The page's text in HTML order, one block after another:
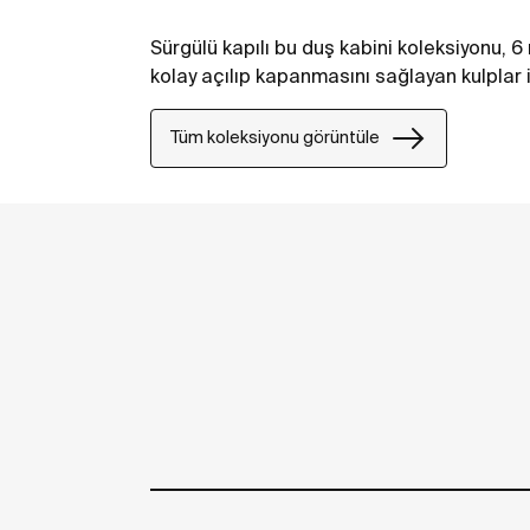
Sürgülü kapılı bu duş kabini koleksiyonu,
kolay açılıp kapanmasını sağlayan
Tüm koleksiyonu görüntüle